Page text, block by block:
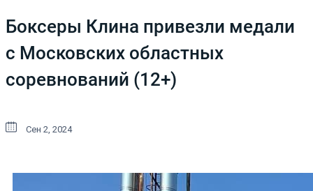
Боксеры Клина привезли медали
с Московских областных
соревнований (12+)
Сен 2, 2024